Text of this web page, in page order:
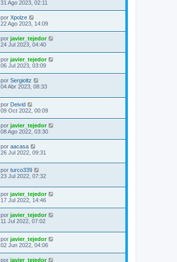
31 Ago 2023, 02:11
por Xpolze
22 Ago 2023, 14:09
por javier_tejedor
24 Jul 2023, 04:40
por javier_tejedor
06 Jul 2023, 03:09
por Sergioltz
04 Abr 2023, 08:33
por Deivid
09 Oct 2022, 00:09
por javier_tejedor
08 Ago 2022, 03:30
por aacasa
26 Jul 2022, 09:31
por turco339
23 Jul 2022, 07:32
por javier_tejedor
17 Jul 2022, 14:46
por javier_tejedor
11 Jul 2022, 07:02
por javier_tejedor
02 Jun 2022, 04:06
por javier_tejedor